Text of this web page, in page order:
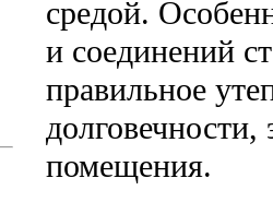
средой.
и соединений
правильное
помещения.